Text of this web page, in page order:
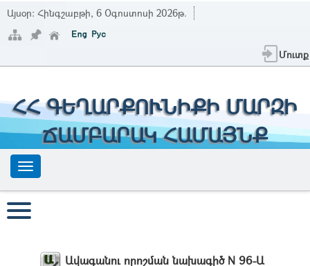
Այսօր: Հինգշաբթի, 6 Օգոստոսի 2026թ.
Մուտք
ՀՀ ԳԵՂԱՐՔՈՒՆԻՔԻ ՄԱՐԶԻ
ՃԱՄԲԱՐԱԿ ՀԱՄԱՅՆՔ
Ավագանու որոշման նախագիծ N 96-Ա